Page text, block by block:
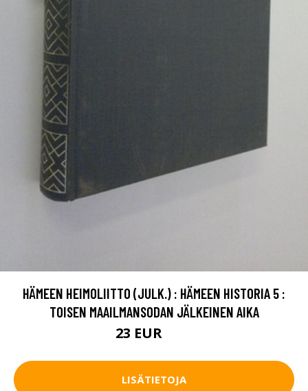
HÄMEEN HEIMOLIITTO (JULK.) : HÄMEEN HISTORIA 5 :
TOISEN MAAILMANSODAN JÄLKEINEN AIKA
23 EUR
LISÄTIETOJA